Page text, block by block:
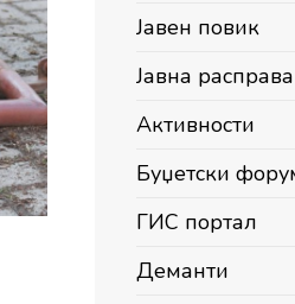
Јавен повик
Јавна расправа
Активности
Буџетски
ГИС портал
Деманти